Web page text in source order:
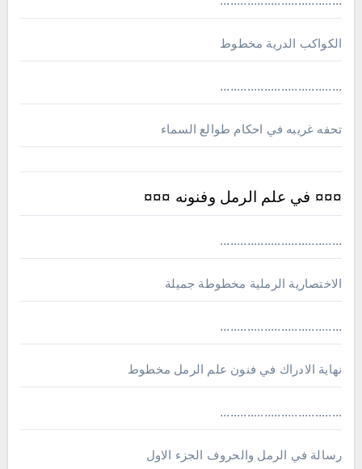
الكواكب الدرية مخطوط
....................................
تحفه غريبه في احكام طوالع السماء
¤¤¤ في علم الرمل وفنونه ¤¤¤
....................................
الاختصارية الرملية مخطوطة جميلة
....................................
نهاية الادراك في فنون علم الرمل مخطوط
....................................
رسالة في الرمل والحروف الجزء الاول